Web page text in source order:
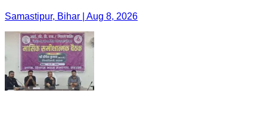
Samastipur, Bihar | Aug 8, 2026